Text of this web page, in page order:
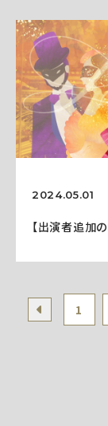
2024.05.01
【出演者追加
1